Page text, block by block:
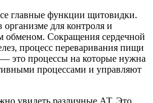
главные функции щитовидки.
для контроля и
обменом. Сокращения сердечной
процесс переваривания пищи
это процессы на которые нужна
процессами и управляют
увидеть различные АТ. Это